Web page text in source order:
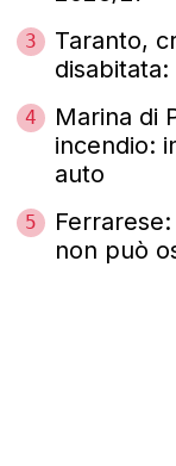
3
Taranto,
4
Marina di
incendio:
auto
5
non può